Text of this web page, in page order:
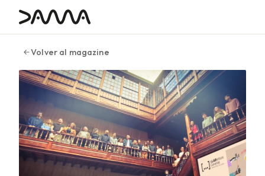
contenido
Volver al magazine